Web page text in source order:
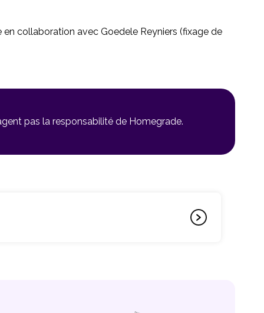
collaboration avec Goedele Reyniers (fixage de
pas la responsabilité de Homegrade.